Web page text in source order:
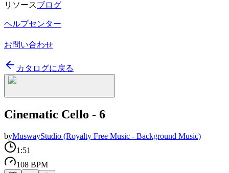
リソースブログ
ヘルプセンター
お問い合わせ
カタログに戻る
Cinematic Cello - 6
byMuswayStudio (Royalty Free Music - Background Music)
1:51
108 BPM